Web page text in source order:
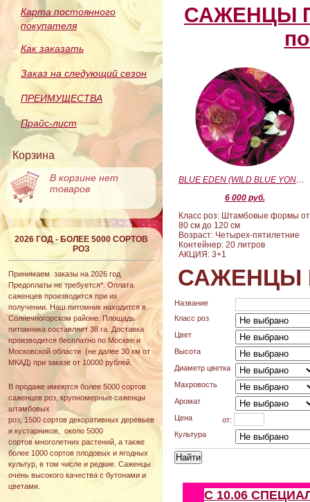
Карта постоянного
покупателя
Как заказать
Заказ на следующий сезон
ПРЕИМУЩЕСТВА
Прайс-лист
Корзина
В корзине нет
товаров
2026 ГОД - БОЛЕЕ 5000 СОРТОВ
РОЗ
Принимаем заказы на 2026 год.
Предоплаты не требуется*. Оплата
саженцев производится при их
получении. Наш питомник находится в
Солнечногорском районе. Площадь
питомника составляет 38 га. Доставка
производится бесплатно по Москве и
Московской области (не далее 30 км от
МКАД) при заказе от 10000 рублей.
В продаже имеются более 5000 сортов
саженцев роз, крупномерные саженцы
штамбовых
роз, 1500 сортов декоративных деревьев
и кустарников, около 5000
сортов многолетних растений, а также
более 1000 сортов плодовых и ягодных
культур, в том числе и редкие. Саженцы
очень высокого качества с бутонами и
цветами.
САЖЕНЦЫ
BLUE EDEN (WILD BLUE YONDER) (Блю Эден)
6 000 руб.
Класс роз: Штамбовые формы от
80 см до 120 см
Возраст: Четырех-пятилетние
Контейнер: 20 литров
АКЦИЯ: 3+1
САЖЕНЦЫ
Название
Класс роз
Цвет
Высота
Диаметр цветка
Махровость
Аромат
Цена
от:
Культура
С 10.06